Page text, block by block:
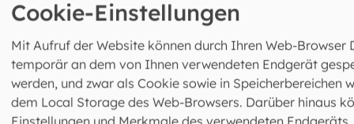
Schlichtungs‑ und Einigungsstelle für
die Erzdiözese
Geschäftsführung: Dr. Marcus Nelles
Schrammerstraße 3
80333 München
Cookie-Einstellungen
Mit Aufruf der Website können durch Ihren Web-Browser
temporär an dem von Ihnen verwendeten Endgerät
werden, und zwar als Cookie sowie in Speicherbereichen
dem Local Storage des Web-Browsers. Darüber hinaus
Einstellungen und Merkmale des verwendeten Endgeräts